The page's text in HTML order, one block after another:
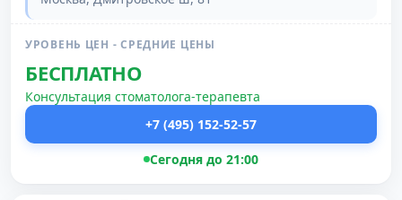
УРОВЕНЬ ЦЕН - СРЕДНИЕ ЦЕНЫ
БЕСПЛАТНО
Консультация стоматолога-терапевта
+7 (495) 152-52-57
Сегодня до 21:00